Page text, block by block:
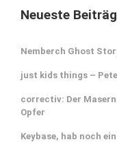
Neueste
Nemberch Ghost
just kids things –
correctiv: Der
Opfer
Keybase, hab noch